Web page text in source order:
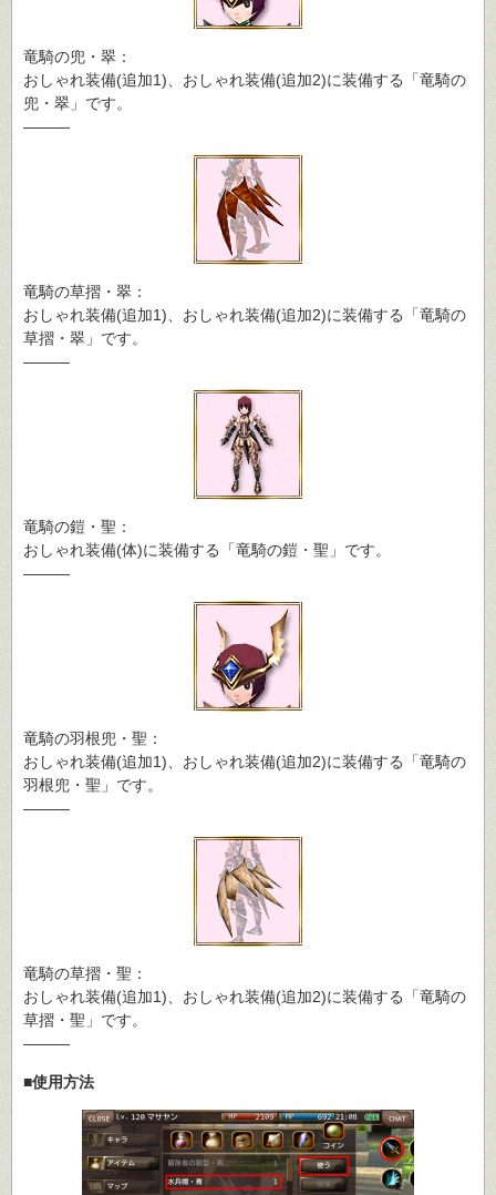
竜騎の兜・翠：
おしゃれ装備(追加1)、おしゃれ装備(追加2)に装備する「竜騎の
兜・翠」です。
―――
竜騎の草摺・翠：
おしゃれ装備(追加1)、おしゃれ装備(追加2)に装備する「竜騎の
草摺・翠」です。
―――
竜騎の鎧・聖：
おしゃれ装備(体)に装備する「竜騎の鎧・聖」です。
―――
竜騎の羽根兜・聖：
おしゃれ装備(追加1)、おしゃれ装備(追加2)に装備する「竜騎の
羽根兜・聖」です。
―――
竜騎の草摺・聖：
おしゃれ装備(追加1)、おしゃれ装備(追加2)に装備する「竜騎の
草摺・聖」です。
―――
■使用方法